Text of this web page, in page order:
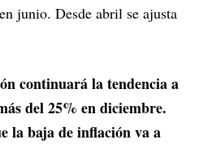
junio. Desde abril se ajusta
continuará la tendencia a
del 25% en diciembre.
la baja de inflación va a